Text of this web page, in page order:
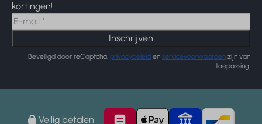
kortingen!
Inschrijven
Beveiligd door reCaptcha, privacybeleid en servicevoorwaarden zijn van
toepassing.
Veilig betalen